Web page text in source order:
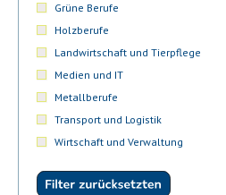
Grüne Berufe
Holzberufe
Landwirtschaft und Tierpflege
Medien und IT
Metallberufe
Transport und Logistik
Wirtschaft und Verwaltung